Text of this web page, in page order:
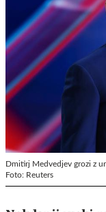
Dmitirj Medvedjev grozi z
Foto: Reuters